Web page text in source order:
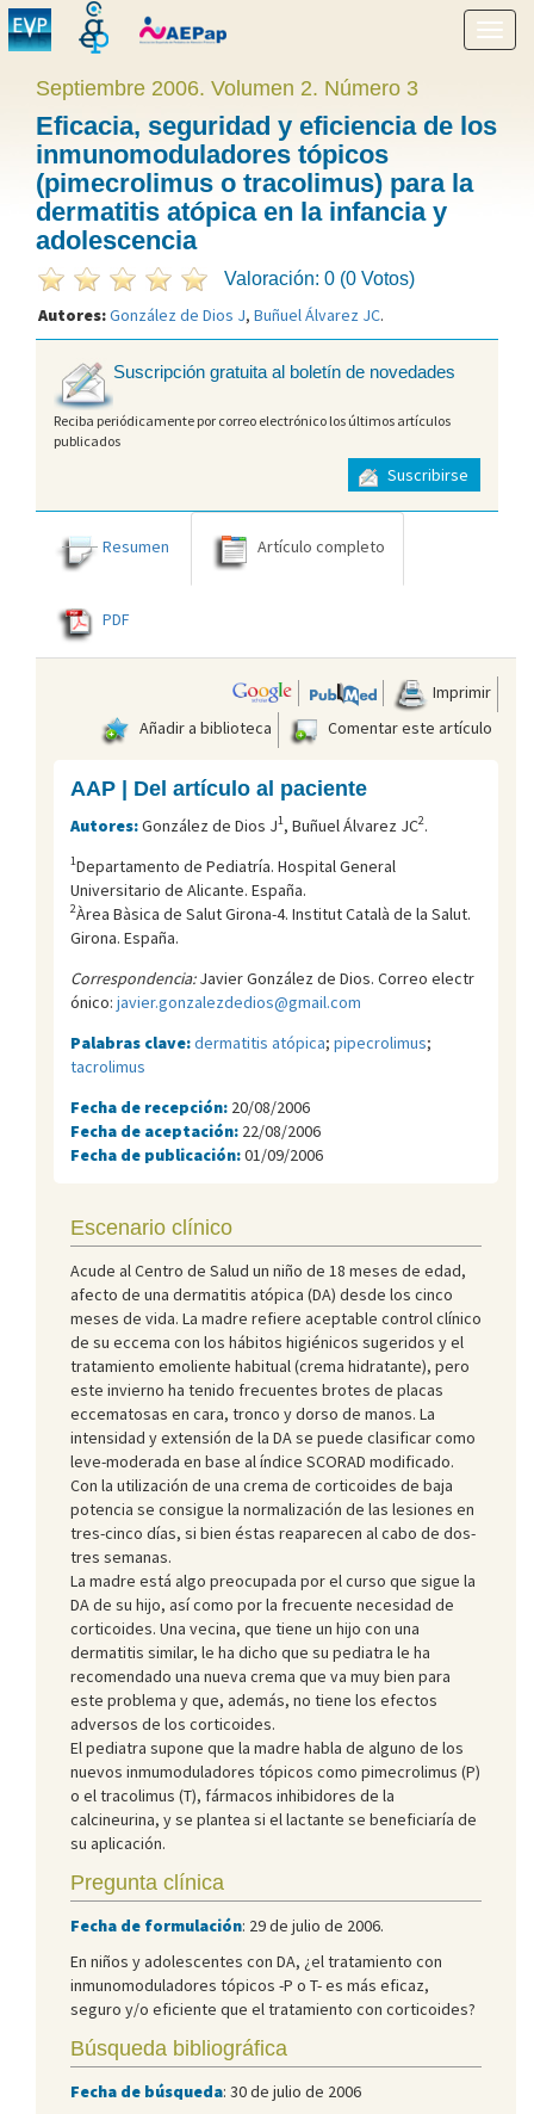
menú
Septiembre 2006. Volumen 2. Número 3
Eficacia, seguridad y eficiencia de los
inmunomoduladores tópicos
(pimecrolimus o tracolimus) para la
dermatitis atópica en la infancia y
adolescencia
Valoración: 0 (0 Votos)
Autores:González de Dios J, Buñuel Álvarez JC.
Suscripción gratuita al boletín de novedades
Reciba periódicamente por correo electrónico los últimos artículos
publicados
Suscribirse
Resumen Artículo completo
PDF
Imprimir
Añadir a biblioteca
Comentar este artículo
AAP | Del artículo al paciente
Autores:González de Dios J1, Buñuel Álvarez JC2.
1Departamento de Pediatría. Hospital General
Universitario de Alicante. España.
2Àrea Bàsica de Salut Girona-4. Institut Català de la Salut.
Girona. España.
Correspondencia:Javier González de Dios. Correo electr
ónico: javier.gonzalezdedios@gmail.com
Palabras clave:dermatitis atópica; pipecrolimus;
tacrolimus
Fecha de recepción: 20/08/2006
Fecha de aceptación: 22/08/2006
Fecha de publicación:01/09/2006
Escenario clínico
Acude al Centro de Salud un niño de 18 meses de edad,
afecto de una dermatitis atópica (DA) desde los cinco
meses de vida. La madre refiere aceptable control clínico
de su eccema con los hábitos higiénicos sugeridos y el
tratamiento emoliente habitual (crema hidratante), pero
este invierno ha tenido frecuentes brotes de placas
eccematosas en cara, tronco y dorso de manos. La
intensidad y extensión de la DA se puede clasificar como
leve-moderada en base al índice SCORAD modificado.
Con la utilización de una crema de corticoides de baja
potencia se consigue la normalización de las lesiones en
tres-cinco días, si bien éstas reaparecen al cabo de dos-
tres semanas.
La madre está algo preocupada por el curso que sigue la
DA de su hijo, así como por la frecuente necesidad de
corticoides. Una vecina, que tiene un hijo con una
dermatitis similar, le ha dicho que su pediatra le ha
recomendado una nueva crema que va muy bien para
este problema y que, además, no tiene los efectos
adversos de los corticoides.
El pediatra supone que la madre habla de alguno de los
nuevos inmumoduladores tópicos como pimecrolimus (P)
o el tracolimus (T), fármacos inhibidores de la
calcineurina, y se plantea si el lactante se beneficiaría de
su aplicación.
Pregunta clínica
Fecha de formulación: 29 de julio de 2006.
En niños y adolescentes con DA, ¿el tratamiento con
inmunomoduladores tópicos -P o T- es más eficaz,
seguro y/o eficiente que el tratamiento con corticoides?
Búsqueda bibliográfica
Fecha de búsqueda: 30 de julio de 2006